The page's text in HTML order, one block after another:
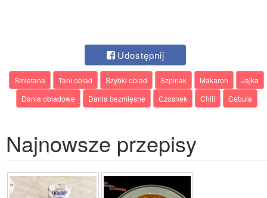
Udostępnij
Śmietana Tani obiad Szybki obiad Szpinak Makaron
Jajka
Dania obiadowe
Dania bezmięsne Czosnek Chili Cebula
Najnowsze przepisy